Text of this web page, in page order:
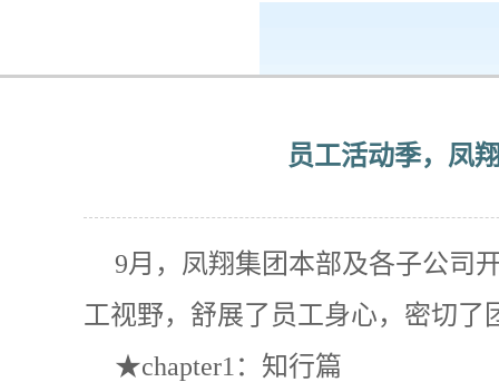
员工活动季，凤
9月，凤翔集团本部及各子公司
工视野，舒展了员工身心，密切
★chapter1：知行篇